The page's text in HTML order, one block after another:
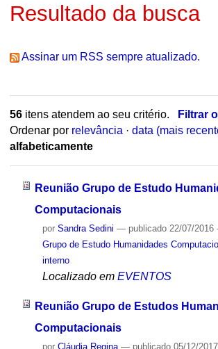
Resultado da busca
Assinar um RSS sempre atualizado.
56itens atendem ao seu critério.
Filtrar
Ordenar por relevância · data (mais
alfabeticamente
Reunião Grupo de Estudo
Computacionais
por Sandra Sedini — publicado22/07/2016
Grupo de Estudo Humanidades
interno
Localizado em EVENTOS
Reunião Grupo de Estudos
Computacionais
por Cláudia Regina — publicado05/12/2017